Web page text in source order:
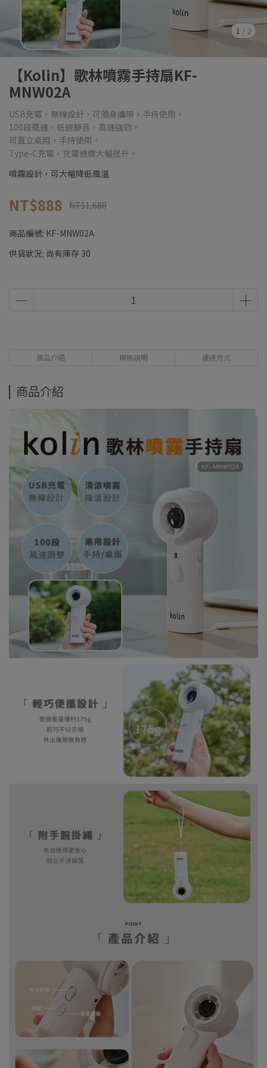
1 / 2
【Kolin】歌林噴霧手持扇KF-
MNW02A
USB充電，無線設計，可隨身攜帶，手持使用。
100段風速，低速靜音，高速強勁。
可直立桌用，手持使用。
Type-C充電，充電速度大幅提升。
噴霧設計，可大幅降低風溫
NT$888 NT$1,680
商品編號: KF-MNW02A
供貨狀況: 尚有庫存 30
商品介紹 規格說明 運送方式
商品介紹